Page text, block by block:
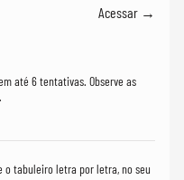
Acessar →
até 6 tentativas. Observe as
o tabuleiro letra por letra, no seu